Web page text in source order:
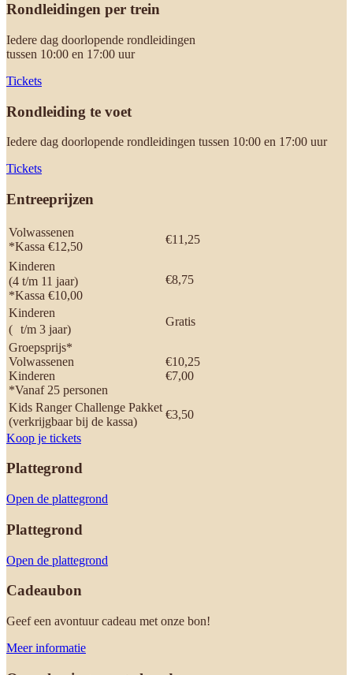
Rondleidingen per trein
Iedere dag doorlopende rondleidingen
tussen 10:00 en 17:00 uur
Tickets
Rondleiding te voet
Iedere dag doorlopende rondleidingen tussen 10:00 en 17:00 uur
Tickets
Entreeprijzen
Volwassenen
*Kassa €12,50
€11,25
Kinderen
(4 t/m 11 jaar)
*Kassa €10,00
€8,75
Kinderen
( t/m 3 jaar)
Gratis
Groepsprijs*
Volwassenen
Kinderen
*Vanaf 25 personen
€10,25
€7,00
Kids Ranger Challenge Pakket
(verkrijgbaar bij de kassa)
€3,50
Koop je tickets
Plattegrond
Open de plattegrond
Plattegrond
Open de plattegrond
Cadeaubon
Geef een avontuur cadeau met onze bon!
Meer informatie